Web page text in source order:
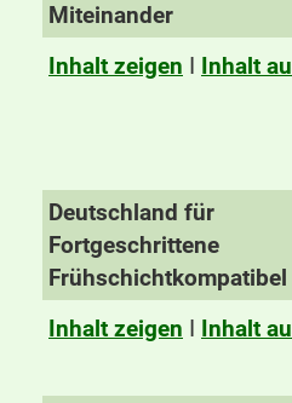
Miteinander
Inhalt zeigen I Inhalt
Deutschland für
Fortgeschrittene
Frühschichtkompatibel
Inhalt zeigen I Inhalt